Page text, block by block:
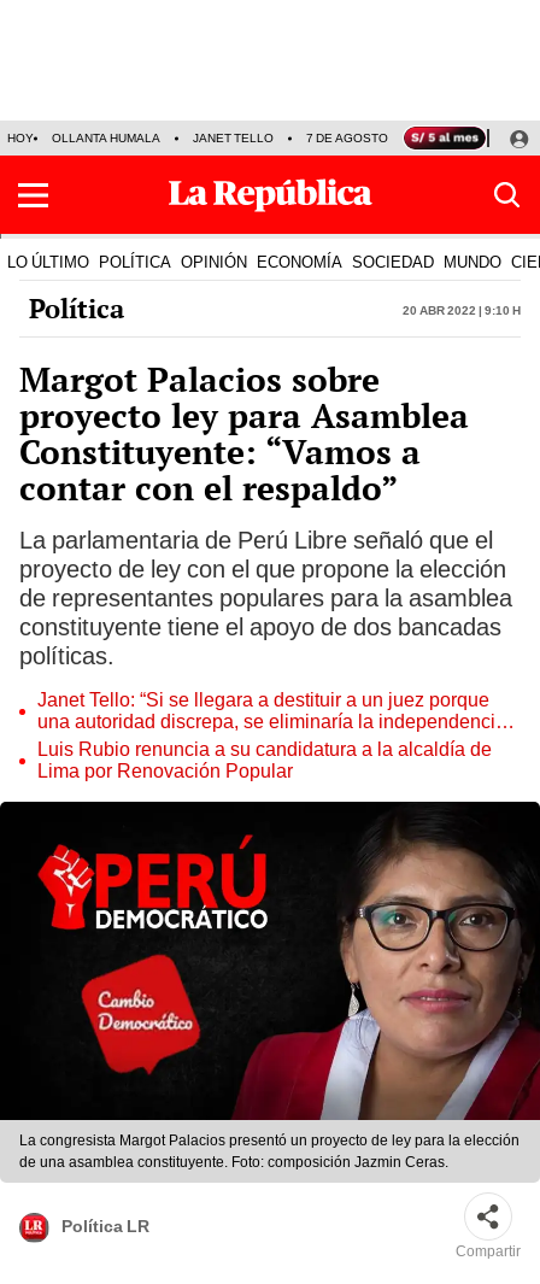
HOY OLLANTA HUMALA JANET TELLO 7 DE AGOSTO TINKA RESULTADOS
LO ÚLTIMO POLÍTICA OPINIÓN ECONOMÍA SOCIEDAD MUNDO
Política 20 Abr 2022 | 9:10 h
Margot Palacios sobre
proyecto ley para Asamblea
Constituyente: “Vamos a
contar con el respaldo”
La parlamentaria de Perú Libre señaló que el
proyecto de ley con el que propone la elección
de representantes populares para la asamblea
constituyente tiene el apoyo de dos bancadas
políticas.
Janet Tello: “Si se llegara a destituir a un juez porque
una autoridad discrepa, se eliminaría la independencia
judicial”
Luis Rubio renuncia a su candidatura a la alcaldía de
Lima por Renovación Popular
La congresista Margot Palacios presentó un proyecto de ley para la elección
de una asamblea constituyente. Foto: composición Jazmin Ceras.
Política LR
Compartir